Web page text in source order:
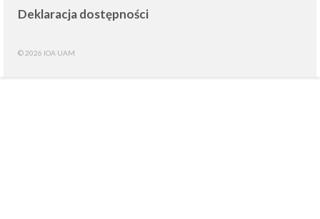
Deklaracja dostępności
© 2026 IOA UAM